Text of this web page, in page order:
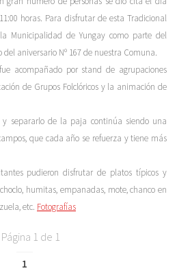
horas. Para disfrutar de esta Tradicional
Municipalidad de Yungay como parte del
aniversario Nº 167 de nuestra Comuna.
acompañado por stand de agrupaciones
de Grupos Folclóricos y la animación de
y separarlo de la paja continúa siendo una
que cada año se refuerza y tiene más
pudieron disfrutar de platos típicos y
humitas, empanadas, mote, chanco en
etc. Fotografías
Página 1 de 1
1